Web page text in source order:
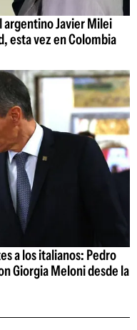
argentino Javier Milei
esta vez en Colombia
a los italianos: Pedro
Giorgia Meloni desde la